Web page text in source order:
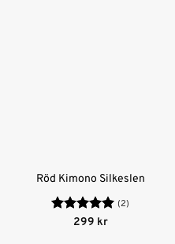
Röd Kimono Silkeslen
Betygsatt5
(2)
299 kr